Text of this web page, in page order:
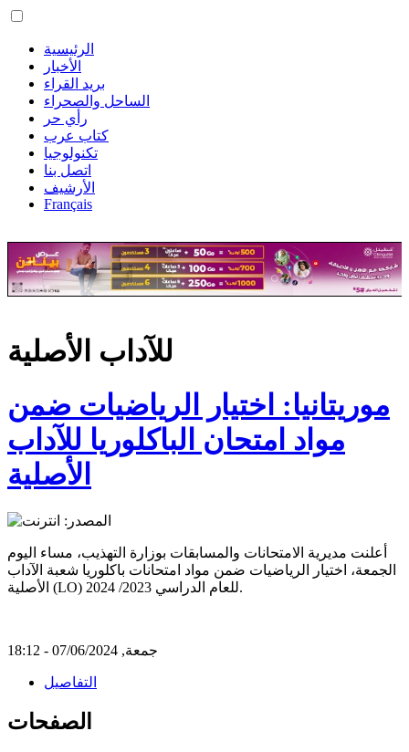
الرئيسية
الأخبار
بريد القراء
الساحل والصحراء
رأي حر
كتاب عرب
تكنولوجيا
اتصل بنا
الأرشيف
Français
للآداب الأصلية
موريتانيا: اختيار الرياضيات ضمن
مواد امتحان الباكلوريا للآداب
الأصلية
أعلنت مديرية الامتحانات والمسابقات بوزارة التهذيب، مساء اليوم
الجمعة، اختيار الرياضيات ضمن مواد امتحانات باكلوريا شعبة الآداب
الأصلية (LO) للعام الدراسي 2023/ 2024.
جمعة, 07/06/2024 - 18:12
التفاصيل
الصفحات